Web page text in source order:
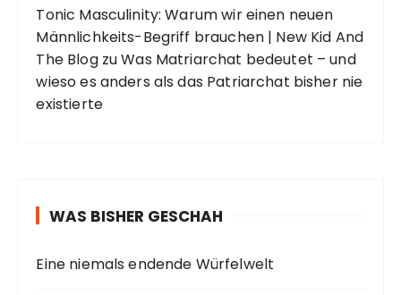
Tonic Masculinity: Warum wir einen neuen
Männlichkeits-Begriff brauchen | New Kid And
The BlogzuWas Matriarchat bedeutet – und
wieso es anders als das Patriarchat bisher nie
existierte
WAS BISHER GESCHAH
Eine niemals endende Würfelwelt